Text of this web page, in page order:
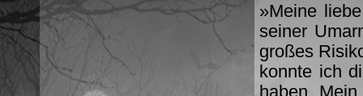
»Meine
seiner
großes
konnte ich
haben.